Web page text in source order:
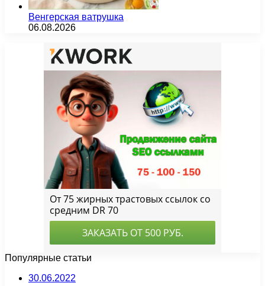
Венгерская ватрушка
06.08.2026
Популярные статьи
30.06.2022